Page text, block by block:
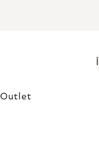
Outlet